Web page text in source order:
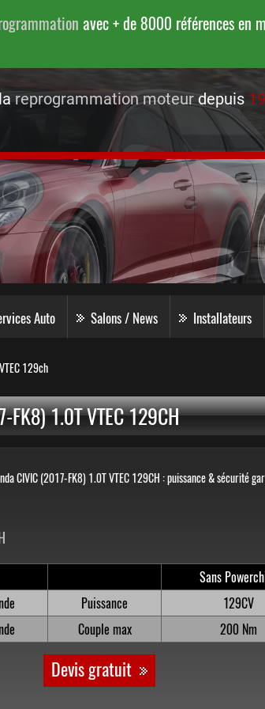
avec + de 8000 références en
reprogrammation moteurdepuis
Auto Salons / News Installateurs
129ch
1.0T VTEC 129CH
CIVIC (2017-FK8) 1.0T VTEC 129CH : puissance & sécurité
Sans
Puissance 129CV
Couple max 200 Nm
Devis gratuit